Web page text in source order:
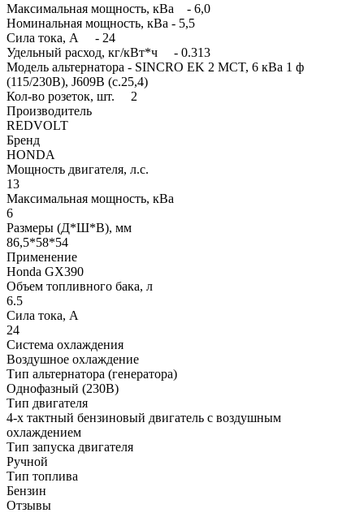
Максимальная мощность, кВа - 6,0
Номинальная мощность, кВа - 5,5
Сила тока, А - 24
Удельный расход, кг/кВт*ч - 0.313
Модель альтернатора - SINCRO EK 2 MCT, 6 кВа 1 ф
(115/230B), J609B (c.25,4)
Кол-во розеток, шт. 2
Производитель
REDVOLT
Бренд
HONDA
Мощность двигателя, л.с.
13
Максимальная мощность, кВа
6
Размеры (Д*Ш*В), мм
86,5*58*54
Применение
Honda GX390
Объем топливного бака, л
6.5
Сила тока, A
24
Система охлаждения
Воздушное охлаждение
Тип альтернатора (генератора)
Однофазный (230В)
Тип двигателя
4-х тактный бензиновый двигатель с воздушным
охлаждением
Тип запуска двигателя
Ручной
Тип топлива
Бензин
Отзывы